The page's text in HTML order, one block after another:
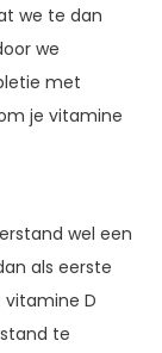
we te dan
we
met
je vitamine
wel een
als eerste
D
te